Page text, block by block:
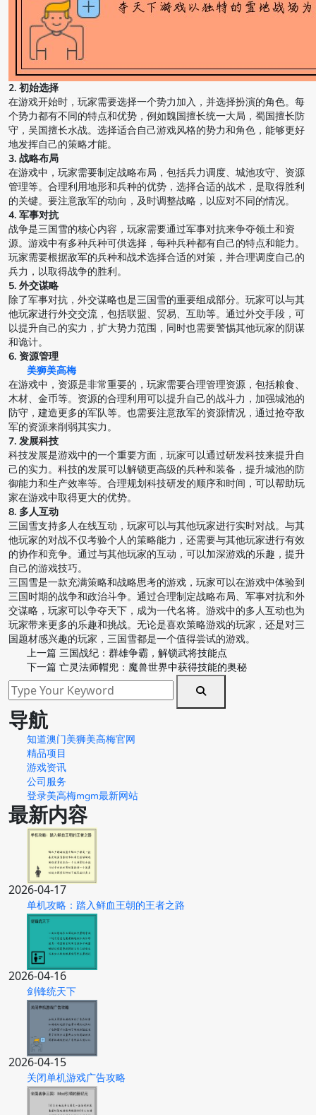
2. 初始选择
在游戏开始时，玩家需要选择一个势力加入，并选择扮演的角色。每
个势力都有不同的特点和优势，例如魏国擅长统一大局，蜀国擅长防
守，吴国擅长水战。选择适合自己游戏风格的势力和角色，能够更好
地发挥自己的策略才能。
3. 战略布局
在游戏中，玩家需要制定战略布局，包括兵力调度、城池攻守、资源
管理等。合理利用地形和兵种的优势，选择合适的战术，是取得胜利
的关键。要注意敌军的动向，及时调整战略，以应对不同的情况。
4. 军事对抗
战争是三国雪的核心内容，玩家需要通过军事对抗来争夺领土和资
源。游戏中有多种兵种可供选择，每种兵种都有自己的特点和能力。
玩家需要根据敌军的兵种和战术选择合适的对策，并合理调度自己的
兵力，以取得战争的胜利。
5. 外交谋略
除了军事对抗，外交谋略也是三国雪的重要组成部分。玩家可以与其
他玩家进行外交交流，包括联盟、贸易、互助等。通过外交手段，可
以提升自己的实力，扩大势力范围，同时也需要警惕其他玩家的阴谋
和诡计。
6. 资源管理
美狮美高梅
在游戏中，资源是非常重要的，玩家需要合理管理资源，包括粮食、
木材、金币等。资源的合理利用可以提升自己的战斗力，加强城池的
防守，建造更多的军队等。也需要注意敌军的资源情况，通过抢夺敌
军的资源来削弱其实力。
7. 发展科技
科技发展是游戏中的一个重要方面，玩家可以通过研发科技来提升自
己的实力。科技的发展可以解锁更高级的兵种和装备，提升城池的防
御能力和生产效率等。合理规划科技研发的顺序和时间，可以帮助玩
家在游戏中取得更大的优势。
8. 多人互动
三国雪支持多人在线互动，玩家可以与其他玩家进行实时对战。与其
他玩家的对战不仅考验个人的策略能力，还需要与其他玩家进行有效
的协作和竞争。通过与其他玩家的互动，可以加深游戏的乐趣，提升
自己的游戏技巧。
三国雪是一款充满策略和战略思考的游戏，玩家可以在游戏中体验到
三国时期的战争和政治斗争。通过合理制定战略布局、军事对抗和外
交谋略，玩家可以争夺天下，成为一代名将。游戏中的多人互动也为
玩家带来更多的乐趣和挑战。无论是喜欢策略游戏的玩家，还是对三
国题材感兴趣的玩家，三国雪都是一个值得尝试的游戏。
上一篇 三国战纪：群雄争霸，解锁武将技能点
下一篇 亡灵法师帽兜：魔兽世界中获得技能的奥秘
导航
知道澳门美狮美高梅官网
精品项目
游戏资讯
公司服务
登录美高梅mgm最新网站
最新内容
2026-04-17
单机攻略：踏入鲜血王朝的王者之路
2026-04-16
剑锋统天下
2026-04-15
关闭单机游戏广告攻略